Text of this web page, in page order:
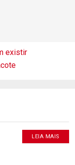
LEIA MAIS
existir